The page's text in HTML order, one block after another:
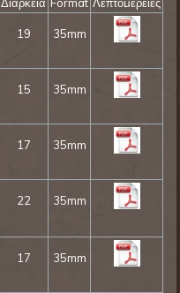
19 35mm
15 35mm
17 35mm
22 35mm
17 35mm